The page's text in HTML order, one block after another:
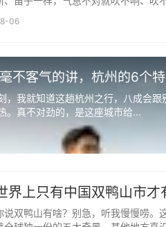
被随意采摘
距离。
06
不客气的讲，杭州的6个特
，我就知道这趟杭州之行，八成会
。真不对劲的，是这座城市给...
界上只有中国双鸭山市才
说双鸭山有啥？别急，听我慢慢唠。